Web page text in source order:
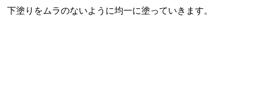
下塗りをムラのないように均一に塗っていきます。